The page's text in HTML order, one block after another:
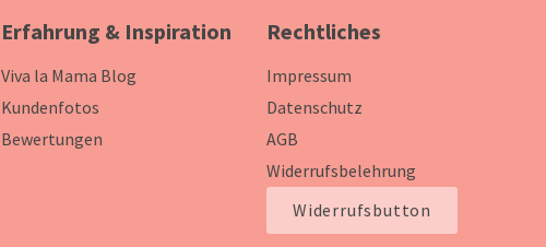
Erfahrung & Inspiration
Viva la Mama Blog
Kundenfotos
Bewertungen
Rechtliches
Impressum
Datenschutz
AGB
Widerrufsbelehrung
Widerrufsbutton